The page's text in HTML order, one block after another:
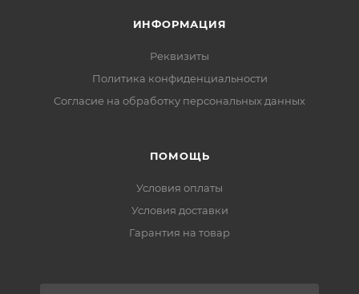
ИНФОРМАЦИЯ
Реквизиты
Политика конфиденциальности
Cогласие на обработку персональных данных
ПОМОЩЬ
Условия оплаты
Условия доставки
Гарантия на товар